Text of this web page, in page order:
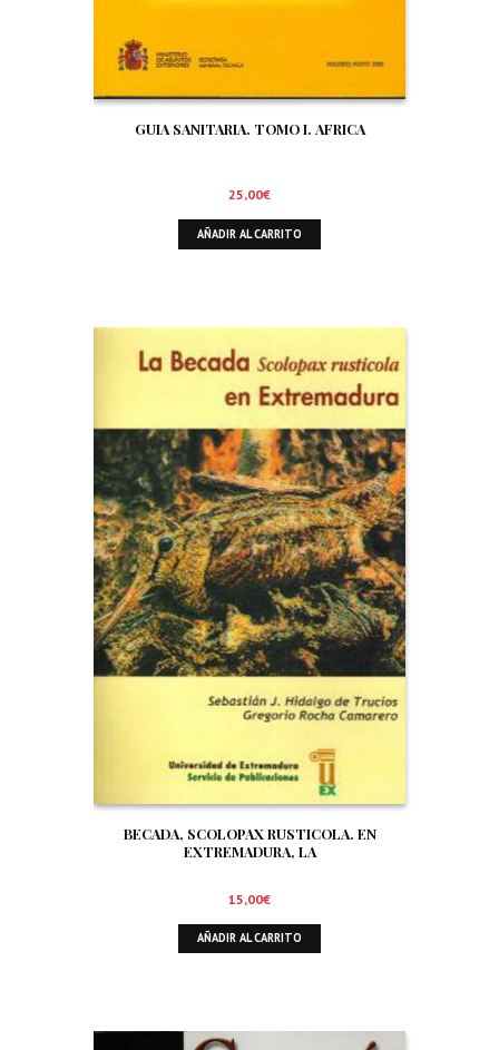
GUIA SANITARIA. TOMO I. AFRICA
25,00€
AÑADIR AL CARRITO
BECADA, SCOLOPAX RUSTICOLA. EN
EXTREMADURA, LA
15,00€
AÑADIR AL CARRITO